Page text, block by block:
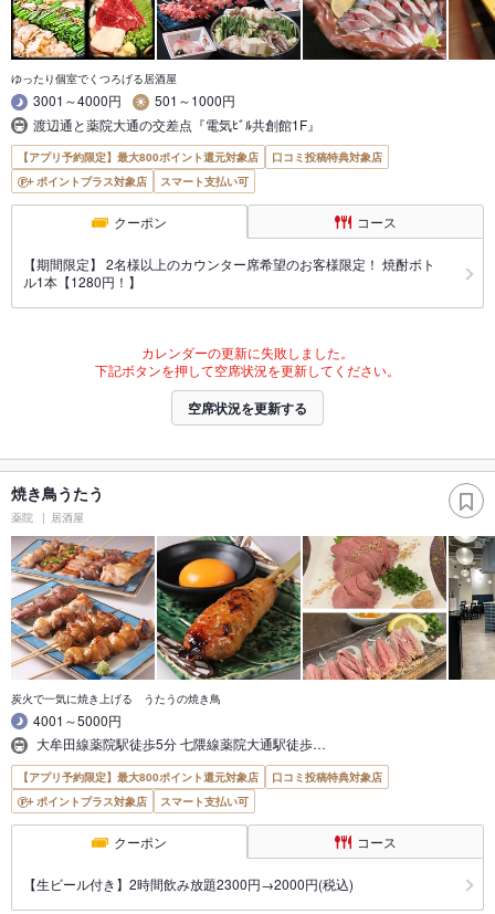
ゆったり個室でくつろげる居酒屋
3001～4000円
501～1000円
渡辺通と薬院大通の交差点『電気ﾋﾞﾙ共創館1F』
【アプリ予約限定】最大800ポイント還元対象店
口コミ投稿特典対象店
ポイントプラス対象店
スマート支払い可
クーポン コース
【期間限定】 2名様以上のカウンター席希望のお客様限定！ 焼酎ボト
ル1本【1280円！】
カレンダーの更新に失敗しました。
下記ボタンを押して空席状況を更新してください。
空席状況を更新する
焼き鳥うたう
薬院 居酒屋
炭火で一気に焼き上げる うたうの焼き鳥
4001～5000円
大牟田線薬院駅徒歩5分 七隈線薬院大通駅徒歩…
【アプリ予約限定】最大800ポイント還元対象店
口コミ投稿特典対象店
ポイントプラス対象店
スマート支払い可
クーポン コース
【生ビール付き】2時間飲み放題2300円→2000円(税込)